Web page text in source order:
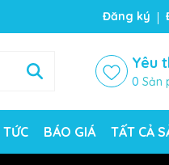
Đăng ký
Yêu
0 Sản
BÁO GIÁ TẤT CẢ